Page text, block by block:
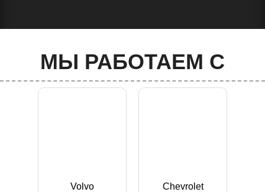
МЫ РАБОТАЕМ С
Volvo Chevrolet